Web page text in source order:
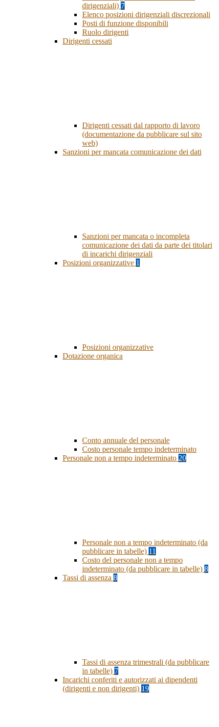
dirigenziali) 7
Elenco posizioni dirigenziali discrezionali
Posti di funzione disponibili
Ruolo dirigenti
Dirigenti cessati
Dirigenti cessati dal rapporto di lavoro
(documentazione da pubblicare sul sito
web)
Sanzioni per mancata comunicazione dei dati
Sanzioni per mancata o incompleta
comunicazione dei dati da parte dei titolari
di incarichi dirigenziali
Posizioni organizzative 1
Posizioni organizzative
Dotazione organica
Conto annuale del personale
Costo personale tempo indeterminato
Personale non a tempo indeterminato 20
Personale non a tempo indeterminato (da
pubblicare in tabelle) 11
Costo del personale non a tempo
indeterminato (da pubblicare in tabelle) 8
Tassi di assenza 8
Tassi di assenza trimestrali (da pubblicare
in tabelle) 7
Incarichi conferiti e autorizzati ai dipendenti
(dirigenti e non dirigenti) 19